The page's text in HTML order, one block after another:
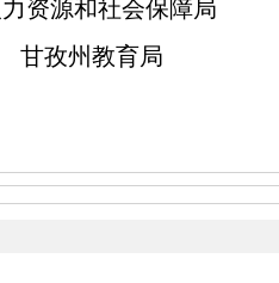
力资源和社会保障
甘孜州教育局